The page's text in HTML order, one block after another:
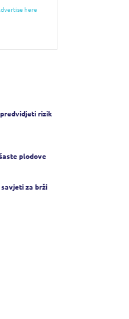
here
rizik
plodove
savjeti za brži